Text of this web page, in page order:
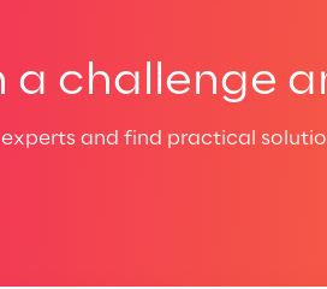
challenge
and find practical